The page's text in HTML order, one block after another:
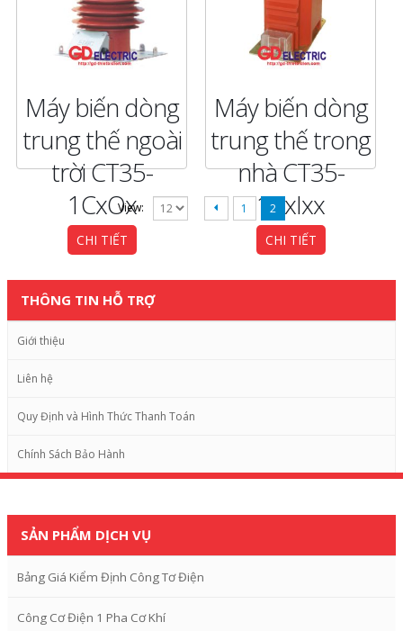
CHI TIẾT
Máy biến dòng
trung thế ngoài
trời CT35-
1CxOx
CHI TIẾT
Máy biến dòng
trung thế trong
nhà CT35-
1CxIxx
CHI TIẾT
View: 1 2
THÔNG TIN HỖ TRỢ
Giới thiệu
Liên hệ
Quy Định và Hình Thức Thanh Toán
Chính Sách Bảo Hành
SẢN PHẨM DỊCH VỤ
Bảng Giá Kiểm Định Công Tơ Điện
Công Cơ Điện 1 Pha Cơ Khí